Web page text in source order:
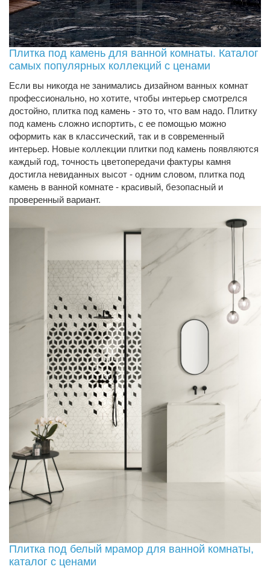
Плитка под камень для ванной комнаты. Каталог
самых популярных коллекций с ценами
Если вы никогда не занимались дизайном ванных комнат
профессионально, но хотите, чтобы интерьер смотрелся
достойно, плитка под камень - это то, что вам надо. Плитку
под камень сложно испортить, с ее помощью можно
оформить как в классический, так и в современный
интерьер. Новые коллекции плитки под камень появляются
каждый год, точность цветопередачи фактуры камня
достигла невиданных высот - одним словом, плитка под
камень в ванной комнате - красивый, безопасный и
проверенный вариант.
Плитка под белый мрамор для ванной комнаты,
каталог с ценами